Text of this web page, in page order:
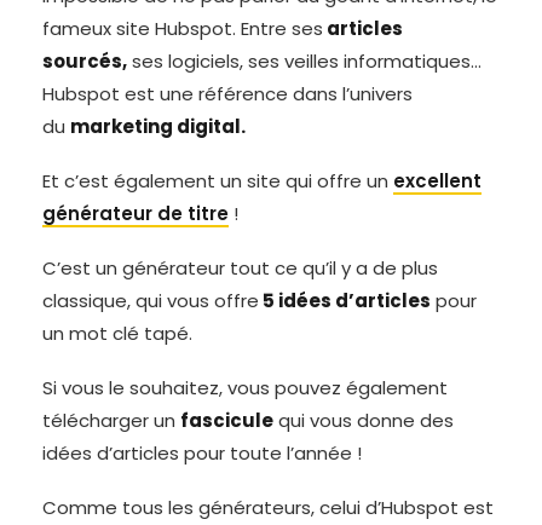
fameux site Hubspot. Entre ses articles
sourcés,ses logiciels, ses veilles informatiques…
Hubspot est une référence dans l’univers
du marketing digital.
Et c’est également un site qui offre un excellent
générateur de titre !
C’est un générateur tout ce qu’il y a de plus
classique, qui vous offre 5 idées d’articles pour
un mot clé tapé.
Si vous le souhaitez, vous pouvez également
télécharger un fasciculequi vous donne des
idées d’articles pour toute l’année !
Comme tous les générateurs, celui d’Hubspot est